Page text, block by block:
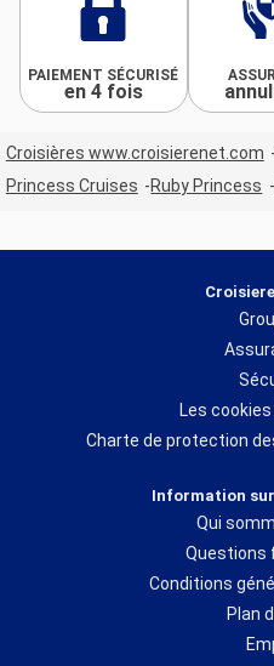
PAIEMENT SÉCURISÉ
en 4 fois
Croisières www.croisierenet.com
Princess Cruises
Ruby Princess
Les cookies
Charte de protection
Information
Qui
Questions
Conditions
Plan